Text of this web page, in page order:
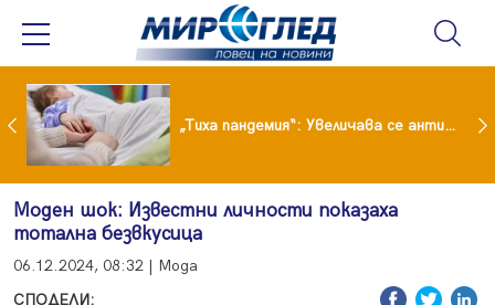
„Тиха пандемия“: Увеличава се антибиотичната резистентност при децата
Моден шок: Известни личности показаха
тотална безвкусица
06.12.2024, 08:32 | Мода
СПОДЕЛИ: